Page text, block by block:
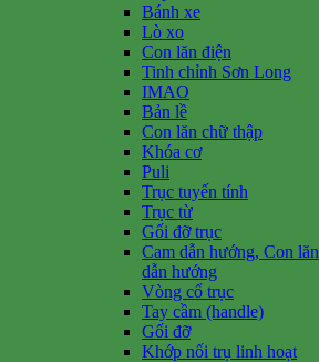
Bánh xe
Lò xo
Con lăn điện
Tinh chỉnh Sơn Long
IMAO
Bản lề
Con lăn chữ thập
Khóa cơ
Puli
Trục tuyến tính
Trục từ
Gối đỡ trục
Cam dẫn hướng, Con lăn
dẫn hướng
Vòng cổ trục
Tay cầm (handle)
Gối đỡ
Khớp nối trụ linh hoạt